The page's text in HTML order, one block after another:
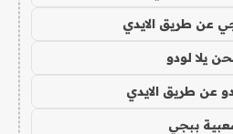
عن طريق الايدي
يلا لودو
عن طريق الايدي
ببجي